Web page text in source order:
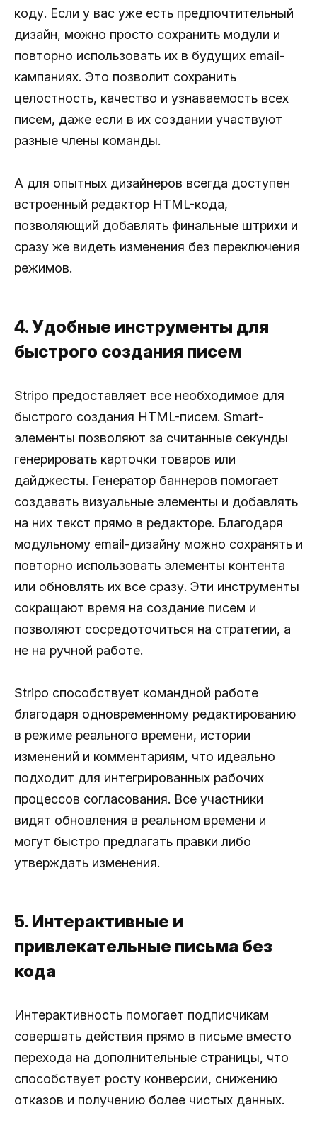
коду. Если у вас уже есть предпочтительный
дизайн, можно просто сохранить модули и
повторно использовать их в будущих email-
кампаниях. Это позволит сохранить
целостность, качество и узнаваемость всех
писем, даже если в их создании участвуют
разные члены команды.
А для опытных дизайнеров всегда доступен
встроенный редактор HTML-кода,
позволяющий добавлять финальные штрихи и
сразу же видеть изменения без переключения
режимов.
4. Удобные инструменты для
быстрого создания писем
Stripo предоставляет все необходимое для
быстрого создания HTML-писем. Smart-
элементы позволяют за считанные секунды
генерировать карточки товаров или
дайджесты. Генератор баннеров помогает
создавать визуальные элементы и добавлять
на них текст прямо в редакторе. Благодаря
модульному email-дизайну можно сохранять и
повторно использовать элементы контента
или обновлять их все сразу. Эти инструменты
сокращают время на создание писем и
позволяют сосредоточиться на стратегии, а
не на ручной работе.
Stripo способствует командной работе
благодаря одновременному редактированию
в режиме реального времени, истории
изменений и комментариям, что идеально
подходит для интегрированных рабочих
процессов согласования. Все участники
видят обновления в реальном времени и
могут быстро предлагать правки либо
утверждать изменения.
5. Интерактивные и
привлекательные письма без
кода
Интерактивность помогает подписчикам
совершать действия прямо в письме вместо
перехода на дополнительные страницы, что
способствует росту конверсии, снижению
отказов и получению более чистых данных.